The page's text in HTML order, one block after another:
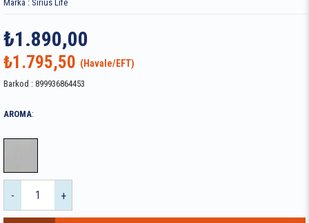
Marka : Sirius Life
₺1.890,00
₺1.795,50
Barkod : 899936864453
AROMA:
+
-